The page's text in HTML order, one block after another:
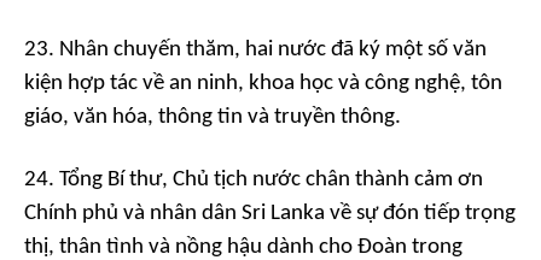
23. Nhân chuyến thăm, hai nước đã ký một số văn
kiện hợp tác về an ninh, khoa học và công nghệ, tôn
giáo, văn hóa, thông tin và truyền thông.
24. Tổng Bí thư, Chủ tịch nước chân thành cảm ơn
Chính phủ và nhân dân Sri Lanka về sự đón tiếp trọng
thị, thân tình và nồng hậu dành cho Đoàn trong